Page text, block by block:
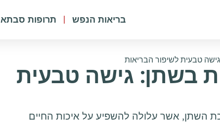
בריאות הנפש תרופות סבתא
טבעית לשיפור הבריאות
בשתן: גישה טבעית
השתן, אשר עלולה להשפיע על איכות החיים